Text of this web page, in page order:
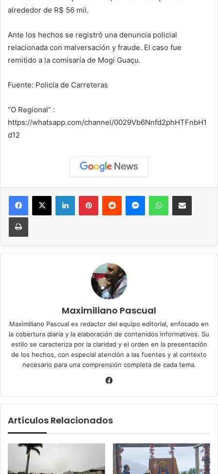
alrededor de R$ 56 mil.
Ante los hechos se registró una denuncia policial
relacionada con malversación y fraude. El caso fue
remitido a la comisaría de Mogi Guaçu.
Fuente: Policía de Carreteras
“O Regional” :
https://whatsapp.com/channel/0029Vb6Nnfd2phHTFnbH1
d12
Facebook
X LinkedInPinterestReddit MessengerWhatsAppCompartir vía correo
Imprimir
Maximiliano Pascual
Maximiliano Pascual es redactor del equipo editorial, enfocado en
la cobertura diaria y la elaboración de contenidos informativos. Su
estilo se caracteriza por la claridad y el orden en la presentación
de los hechos, con especial atención a las fuentes y al contexto
necesario para una comprensión completa de cada tema.
Artículos Relacionados